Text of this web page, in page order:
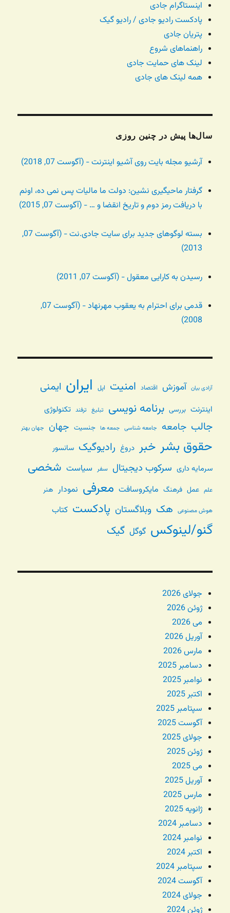
اینستاگرام جادی
پادکست رادیو جادی / رادیو گیک
پتریان جادی
راهنماهای شروع
لینک های حمایت جادی
همه لینک های جادی
سال‌ها پیش در چنین روزی
آرشیو مجله بایت روی آشیو اینترنت - (آگوست 07, 2018)
گرفتار ماحیگیری نشین: دولت ما مالیات پس نمی ده، اونم
با دریافت رمز دوم و تاریخ انقضا و … - (آگوست 07, 2015)
بسته لوگوهای جدید برای سایت جادی.نت - (آگوست 07,
2013)
رسیدن به کارایی معقول - (آگوست 07, 2011)
قدمی برای احترام به یعقوب مهرنهاد - (آگوست 07,
2008)
آزادی بیان آموزش اقتصاد امنیت اپل ایران ایمنی
اینترنت بررسی برنامه نویسی تبلیغ ترفند تکنولوژی
جالب جامعه جامعه شناسی جمعه ها جنسیت جهان جهان بهتر
حقوق بشر خبر دروغ رادیوگیک سانسور
سرمایه داری سرکوب دیجیتال سفر سیاست شخصی
علم عمل فرهنگ مایکروسافت معرفی نمودار هنر
هوش مصنوعی هک وبلاگستان پادکست کتاب
گنو/لینوکس گوگل گیک
جولای 2026
ژوئن 2026
می 2026
آوریل 2026
مارس 2026
دسامبر 2025
نوامبر 2025
اکتبر 2025
سپتامبر 2025
آگوست 2025
جولای 2025
ژوئن 2025
می 2025
آوریل 2025
مارس 2025
ژانویه 2025
دسامبر 2024
نوامبر 2024
اکتبر 2024
سپتامبر 2024
آگوست 2024
جولای 2024
ژوئن 2024